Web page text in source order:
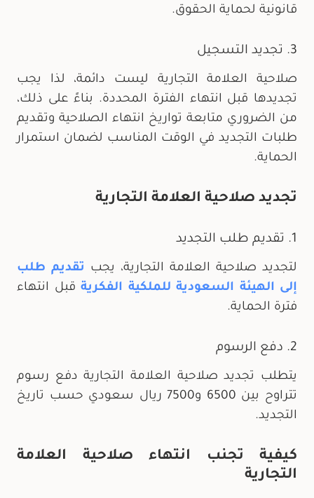
قانونية لحماية الحقوق.
3. تجديد التسجيل
صلاحية العلامة التجارية ليست دائمة، لذا يجب
تجديدها قبل انتهاء الفترة المحددة. بناءً على ذلك،
من الضروري متابعة تواريخ انتهاء الصلاحية وتقديم
طلبات التجديد في الوقت المناسب لضمان استمرار
الحماية.
تجديد صلاحية العلامة التجارية
1. تقديم طلب التجديد
لتجديد صلاحية العلامة التجارية، يجب تقديم طلب
إلى الهيئة السعودية للملكية الفكرية قبل انتهاء
فترة الحماية.
2. دفع الرسوم
يتطلب تجديد صلاحية العلامة التجارية دفع رسوم
تتراوح بين 6500 و7500 ريال سعودي حسب تاريخ
التجديد.
كيفية تجنب انتهاء صلاحية العلامة
التجارية